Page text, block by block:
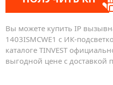
Вы можете купить IP
1403ISMCWE1 с ИК-
каталоге TINVEST
выгодной цене с доставкой